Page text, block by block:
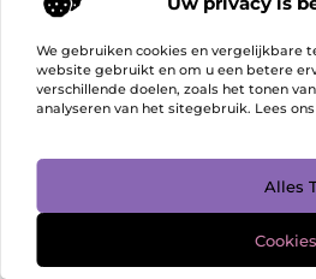
We gebruiken cookies en vergelijkbare
website gebruikt en om u een betere
verschillende doelen, zoals het tonen
analyseren van het sitegebruik. Lees ons
Alles